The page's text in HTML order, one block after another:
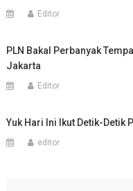
Editor
PLN Bakal Perbanyak
Jakarta
Editor
Yuk Hari Ini Ikut Detik-Detik
editor